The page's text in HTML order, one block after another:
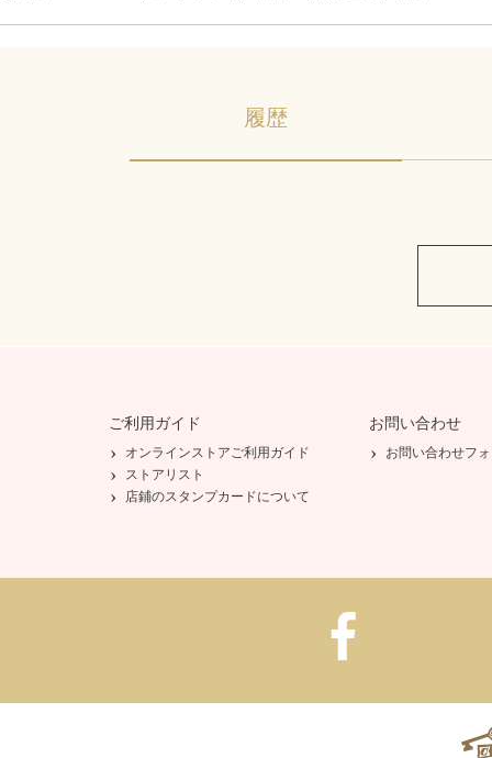
履歴
ご利用ガイド
オンラインストアご利用ガイド
ストアリスト
店鋪のスタンプカードについて
お問い合わせ
お問い合わせフ